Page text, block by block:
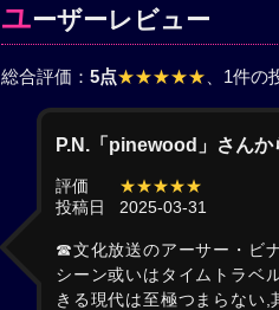
ユーザーレビュー
総合評価： 5点★★★★★ 、1件の
P.N.「pinewood」さんか
評価
★★★★★
投稿日
2025-03-31
☎文化放送のアーサー・ビ
シーン或いはタイムトラベ
きる現代は至極つまらない